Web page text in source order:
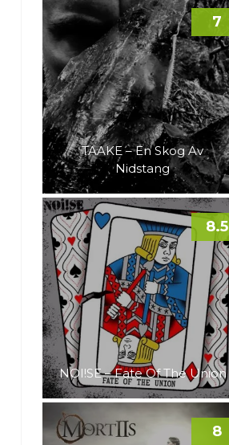
TAAKE – En Skog Av
Nidstang
7
NOI!SE – Fate Of The Union
8.5
8